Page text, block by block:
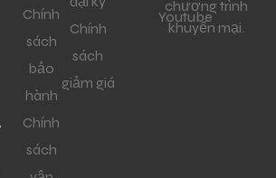
Chính
sách
bảo
hành
Chính
sách
Chính
sách
giảm giá
Youtube
chương trình
khuyến mại.